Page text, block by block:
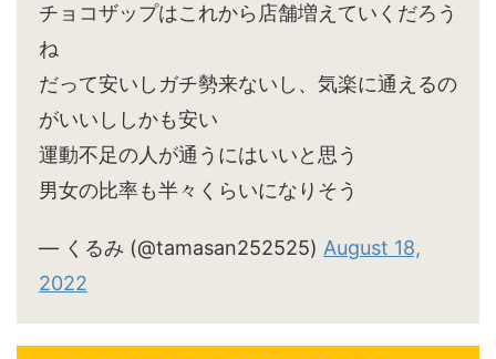
チョコザップはこれから店舗増えていくだろう
ね
だって安いしガチ勢来ないし、気楽に通えるの
がいいししかも安い
運動不足の人が通うにはいいと思う
男女の比率も半々くらいになりそう
— くるみ (@tamasan252525) August 18,
2022